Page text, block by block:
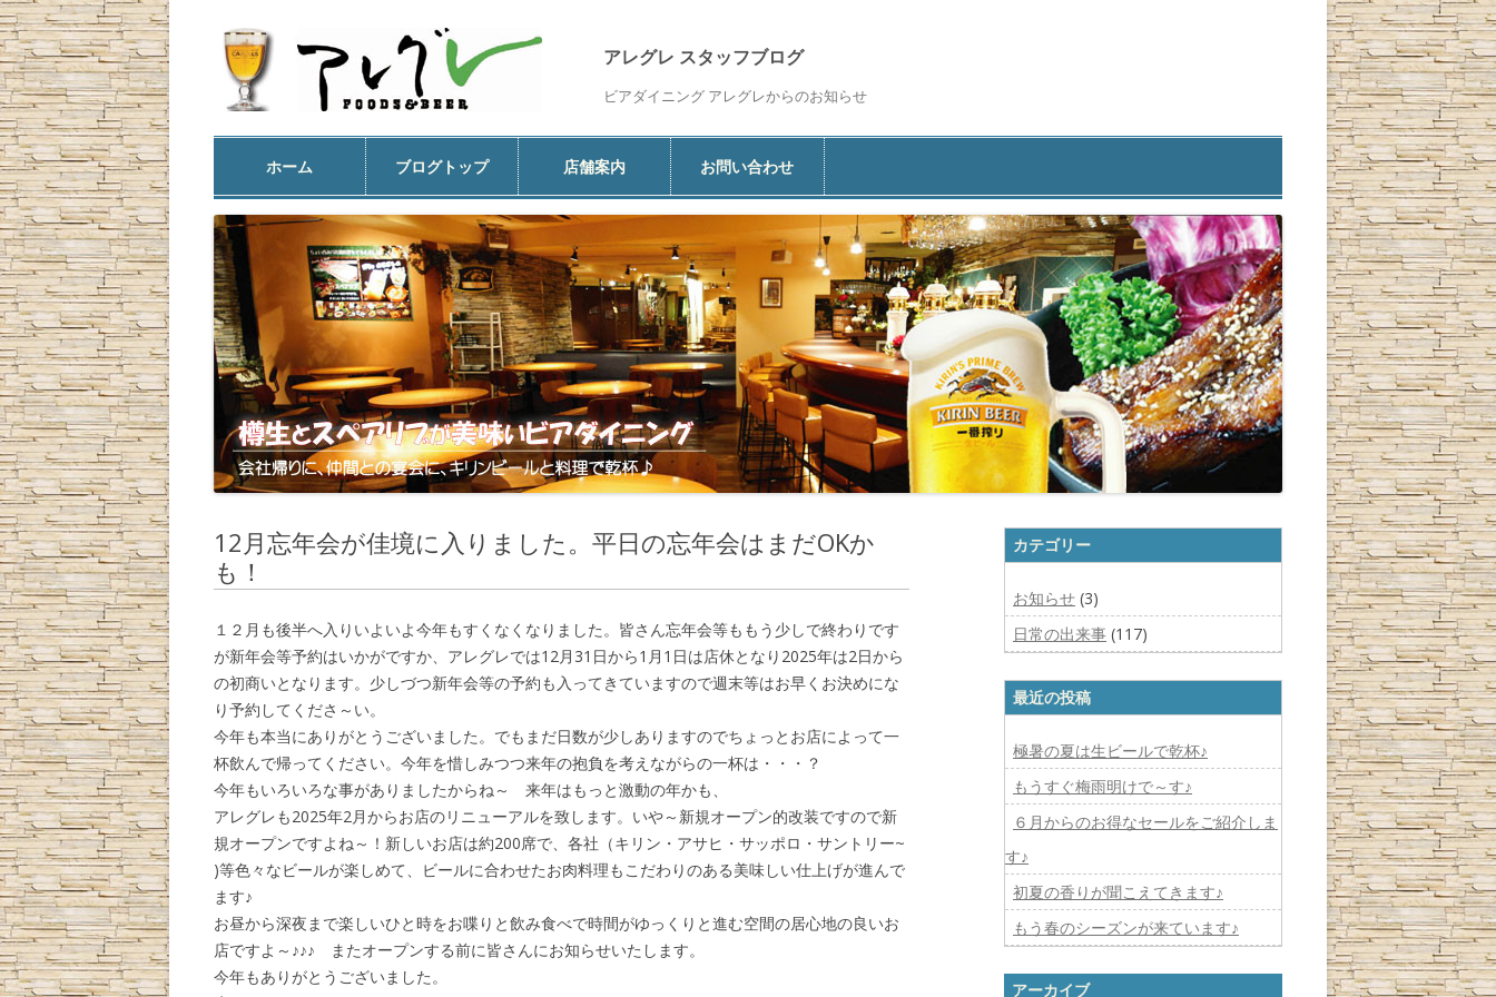
アレグレ スタッフブログ
ビアダイニング アレグレからのお知らせ
コ
ン
テ
ン
ツ
へ
移
ホーム ブログトップ 店舗案内 お問い合わせ
12月忘年会が佳境に入りました。平日の忘年会はまだOKか
も！
１２月も後半へ入りいよいよ今年もすくなくなりました。皆さん忘年会等ももう少しで終わりです
が新年会等予約はいかがですか、アレグレでは12月31日から1月1日は店休となり2025年は2日から
の初商いとなります。少しづつ新年会等の予約も入ってきていますので週末等はお早くお決めにな
り予約してくださ～い。
今年も本当にありがとうございました。でもまだ日数が少しありますのでちょっとお店によって一
杯飲んで帰ってください。今年を惜しみつつ来年の抱負を考えながらの一杯は・・・？
今年もいろいろな事がありましたからね～ 来年はもっと激動の年かも、
アレグレも2025年2月からお店のリニューアルを致します。いや～新規オープン的改装ですので新
規オープンですよね～！新しいお店は約200席で、各社（キリン・アサヒ・サッポロ・サントリー~
)等色々なビールが楽しめて、ビールに合わせたお肉料理もこだわりのある美味しい仕上げが進んで
ます♪
お昼から深夜まで楽しいひと時をお喋りと飲み食べで時間がゆっくりと進む空間の居心地の良いお
店ですよ～♪♪♪ またオープンする前に皆さんにお知らせいたします。
今年もありがとうございました。
カテゴリー
お知らせ (3)
日常の出来事 (117)
最近の投稿
極暑の夏は生ビールで乾杯♪
もうすぐ梅雨明けで～す♪
６月からのお得なセールをご紹介しま
す♪
初夏の香りが聞こえてきます♪
もう春のシーズンが来ています♪
アーカイブ